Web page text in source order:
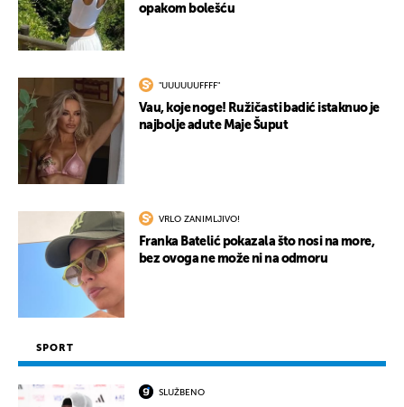
opakom bolešću
"UUUUUUFFFF"
Vau, koje noge! Ružičasti badić istaknuo je
najbolje adute Maje Šuput
VRLO ZANIMLJIVO!
Franka Batelić pokazala što nosi na more,
bez ovoga ne može ni na odmoru
SPORT
SLUŽBENO